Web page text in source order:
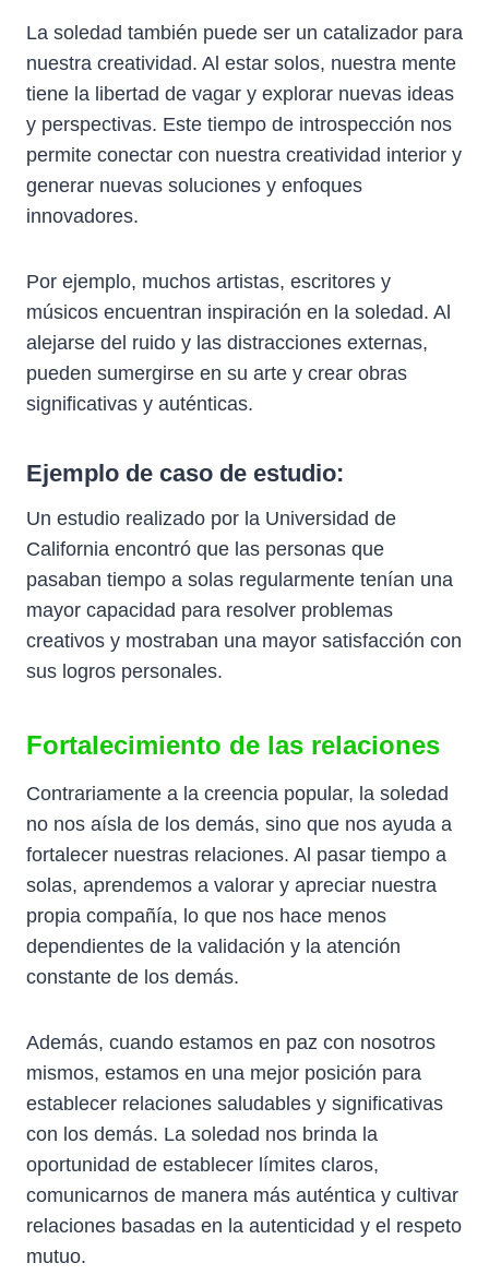
La soledad también puede ser un catalizador para
nuestra creatividad. Al estar solos, nuestra mente
tiene la libertad de vagar y explorar nuevas ideas
y perspectivas. Este tiempo de introspección nos
permite conectar con nuestra creatividad interior y
generar nuevas soluciones y enfoques
innovadores.
Por ejemplo, muchos artistas, escritores y
músicos encuentran inspiración en la soledad. Al
alejarse del ruido y las distracciones externas,
pueden sumergirse en su arte y crear obras
significativas y auténticas.
Ejemplo de caso de estudio:
Un estudio realizado por la Universidad de
California encontró que las personas que
pasaban tiempo a solas regularmente tenían una
mayor capacidad para resolver problemas
creativos y mostraban una mayor satisfacción con
sus logros personales.
Fortalecimiento de las relaciones
Contrariamente a la creencia popular, la soledad
no nos aísla de los demás, sino que nos ayuda a
fortalecer nuestras relaciones. Al pasar tiempo a
solas, aprendemos a valorar y apreciar nuestra
propia compañía, lo que nos hace menos
dependientes de la validación y la atención
constante de los demás.
Además, cuando estamos en paz con nosotros
mismos, estamos en una mejor posición para
establecer relaciones saludables y significativas
con los demás. La soledad nos brinda la
oportunidad de establecer límites claros,
comunicarnos de manera más auténtica y cultivar
relaciones basadas en la autenticidad y el respeto
mutuo.